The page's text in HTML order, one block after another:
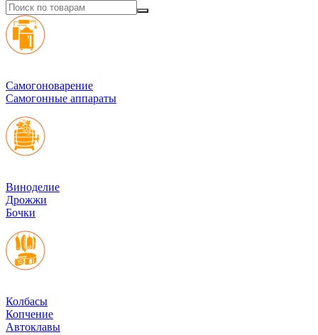
Cамогоноварение
Самогонные аппараты
Виноделие
Дрожжи
Бочки
Колбасы
Копчение
Автоклавы